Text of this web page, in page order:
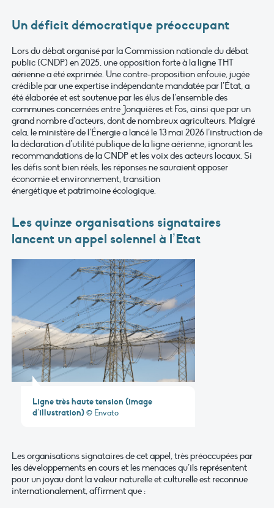
Un déficit démocratique préoccupant
Lors du débat organisé par la Commission nationale du débat
public (CNDP) en 2025, une opposition forte à la ligne THT
aérienne a été exprimée. Une contre-proposition enfouie, jugée
crédible par une expertise indépendante mandatée par l’État, a
été élaborée et est soutenue par les élus de l’ensemble des
communes concernées entre Jonquières et Fos, ainsi que par un
grand nombre d’acteurs, dont de nombreux agriculteurs. Malgré
cela, le ministère de l’Énergie a lancé le 13 mai 2026 l’instruction de
la déclaration d’utilité publique de la ligne aérienne, ignorant les
recommandations de la CNDP et les voix des acteurs locaux. Si
les défis sont bien réels, les réponses ne sauraient opposer
économie et environnement, transition
énergétique et patrimoine écologique.
Les quinze organisations signataires
lancent un appel solennel à l’Etat
Ligne très haute tension (image
d’illustration)© Envato
Les organisations signataires de cet appel, très préoccupées par
les développements en cours et les menaces qu’ils représentent
pour un joyau dont la valeur naturelle et culturelle est reconnue
internationalement, affirment que :